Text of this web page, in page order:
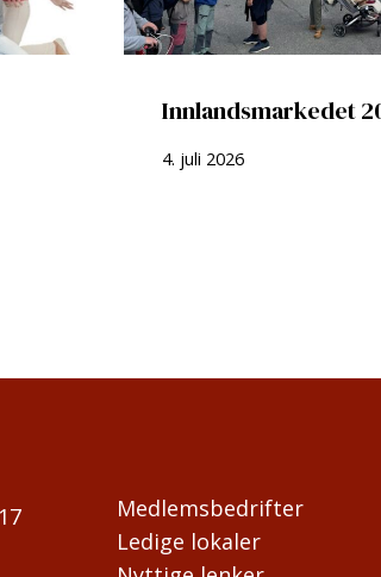
Innlandsmarkedet
4. juli 2026
Medlemsbedrifter
Ledige lokaler